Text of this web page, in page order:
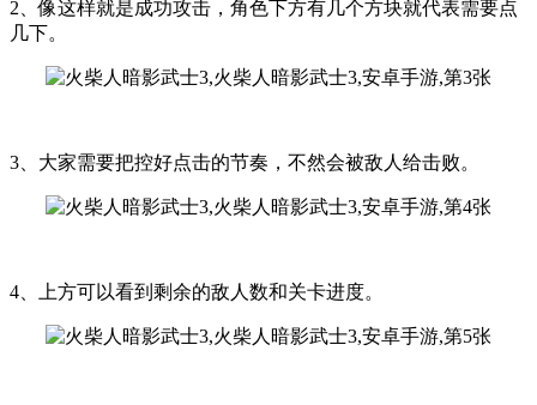
2、像这样就是成功攻击，角色下方有几个方块就代表需要点
几下。
3、大家需要把控好点击的节奏，不然会被敌人给击败。
4、上方可以看到剩余的敌人数和关卡进度。